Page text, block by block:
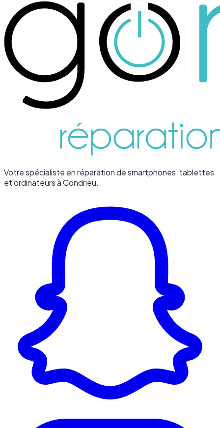
Votre spécialiste en réparation de smartphones, tablettes
et ordinateurs à Condrieu.